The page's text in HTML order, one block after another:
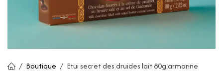
Boutique Etui secret des druides lait 80g armorine